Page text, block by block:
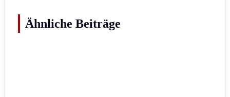
Ähnliche Beiträge